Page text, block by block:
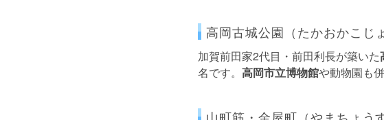
高岡古城公園（たかおかこじ
加賀前田家2代目・前田利長が築いた
名です。 高岡市立博物館や動物園も